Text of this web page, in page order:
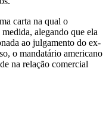
carta na qual o
alegando que ela
ao julgamento do ex-
o mandatário americano
na relação comercial